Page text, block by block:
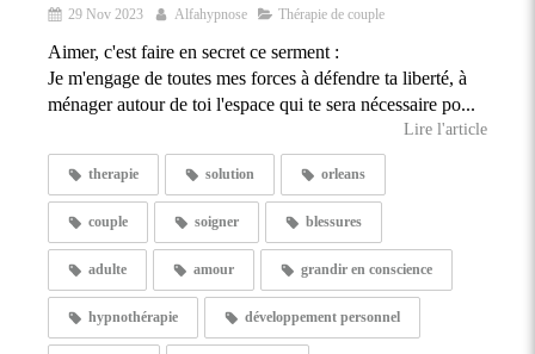
29 Nov 2023 Alfahypnose Thérapie de couple
Aimer, c'est faire en secret ce serment :
Je m'engage de toutes mes forces à défendre ta liberté, à
ménager autour de toi l'espace qui te sera nécessaire po...
Lire l'article
therapie solution orleans
couple soigner blessures
adulte amour grandir en conscience
hypnothérapie développement personnel